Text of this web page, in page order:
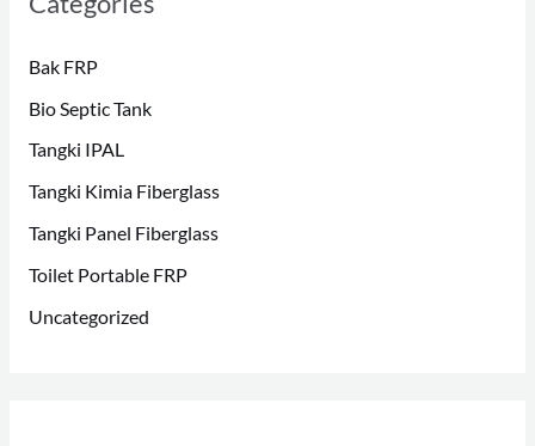
Bak FRP
Bio Septic Tank
Tangki IPAL
Tangki Kimia Fiberglass
Tangki Panel Fiberglass
Toilet Portable FRP
Uncategorized